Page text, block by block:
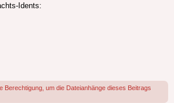
Idents:
Berechtigung, um die Dateianhänge dieses Beitrags